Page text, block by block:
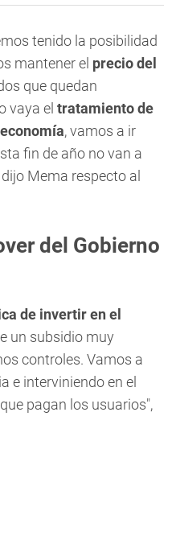
tenido la posibilidad
mantener el precio del
que quedan
vaya el tratamiento de
economía, vamos a ir
fin de año no van a
Mema respecto al
del Gobierno
de invertir en el
un subsidio muy
controles. Vamos a
e interviniendo en el
pagan los usuarios",